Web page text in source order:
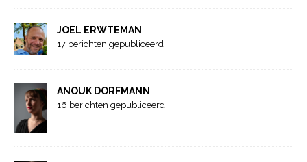
JOEL ERWTEMAN
17 berichten gepubliceerd
ANOUK DORFMANN
16 berichten gepubliceerd